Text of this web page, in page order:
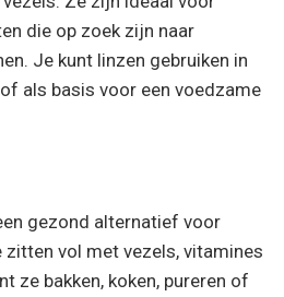
die op zoek zijn naar
Je kunt linzen gebruiken in
als basis voor een voedzame
gezond alternatief voor
zitten vol met vezels, vitamines
ze bakken, koken, pureren of